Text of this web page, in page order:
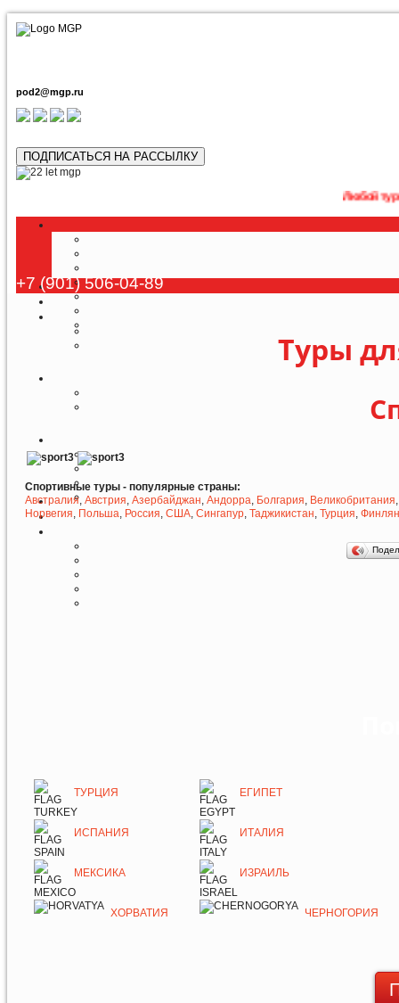
pod2@mgp.ru
ПОДПИСАТЬСЯ НА РАССЫЛКУ
Любой тур
+7 (901) 506-04-89
Туры
Спортивные туры - популярные страны:
Австралия, Австрия, Азербайджан, Андорра, Болгария, Великобритания
Норвегия, Польша, Россия, США, Сингапур, Таджикистан, Турция,
ТУРЦИЯ ЕГИПЕТ
ИСПАНИЯ ИТАЛИЯ
МЕКСИКА ИЗРАИЛЬ
ХОРВАТИЯ ЧЕРНОГОРИЯ